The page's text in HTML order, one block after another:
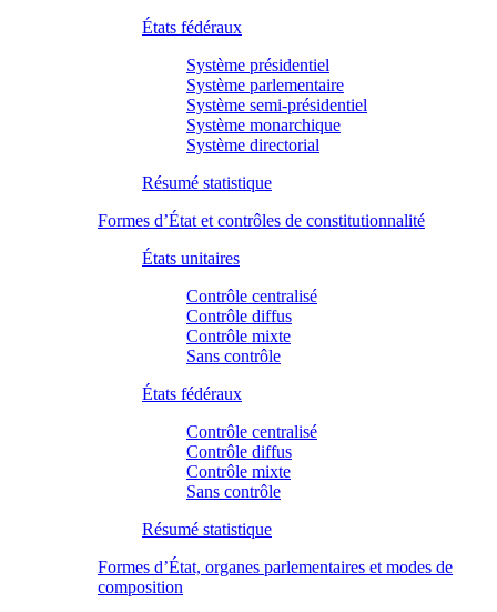
États fédéraux
Système présidentiel
Système parlementaire
Système semi-présidentiel
Système monarchique
Système directorial
Résumé statistique
Formes d’État et contrôles de constitutionnalité
États unitaires
Contrôle centralisé
Contrôle diffus
Contrôle mixte
Sans contrôle
États fédéraux
Contrôle centralisé
Contrôle diffus
Contrôle mixte
Sans contrôle
Résumé statistique
Formes d’État, organes parlementaires et modes de
composition